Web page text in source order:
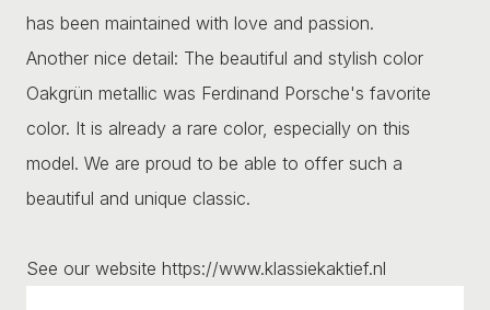
has been maintained with love and passion.
Another nice detail: The beautiful and stylish color
Oakgrün metallic was Ferdinand Porsche's favorite
color. It is already a rare color, especially on this
model. We are proud to be able to offer such a
beautiful and unique classic.
See our website https://www.klassiekaktief.nl